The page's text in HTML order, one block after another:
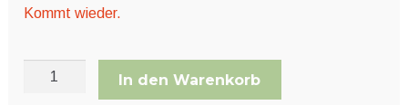
Gartengeräte
Sonstiges
Kommt wieder.
In den Warenkorb